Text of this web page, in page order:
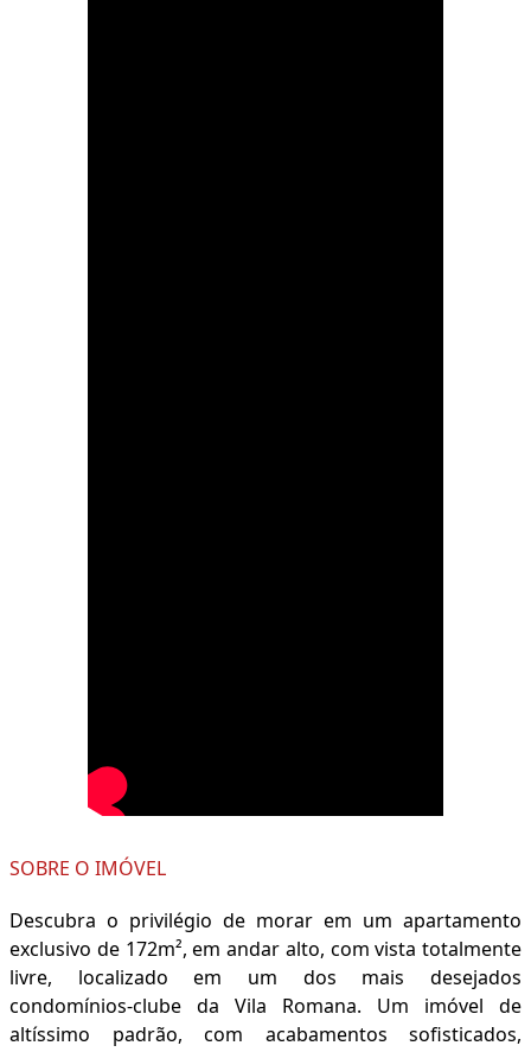
SOBRE O IMÓVEL
Descubra o privilégio de morar em um apartamento
exclusivo de 172m², em andar alto, com vista totalmente
livre, localizado em um dos mais desejados
condomínios-clube da Vila Romana. Um imóvel de
altíssimo padrão, com acabamentos sofisticados,